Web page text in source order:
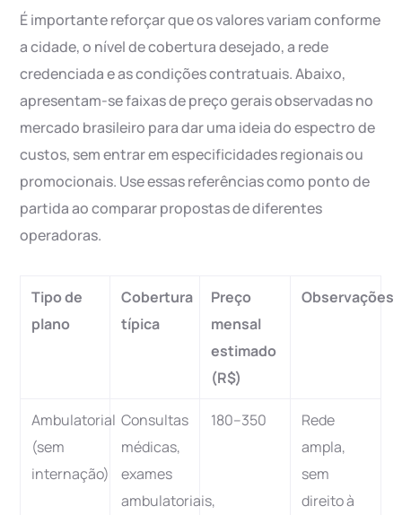
É importante reforçar que os valores variam conforme
a cidade, o nível de cobertura desejado, a rede
credenciada e as condições contratuais. Abaixo,
apresentam-se faixas de preço gerais observadas no
mercado brasileiro para dar uma ideia do espectro de
custos, sem entrar em especificidades regionais ou
promocionais. Use essas referências como ponto de
partida ao comparar propostas de diferentes
operadoras.
Tipo de
plano
Cobertura
típica
Preço
mensal
estimado
(R$)
Observações
Ambulatorial
(sem
internação)
Consultas
médicas,
exames
ambulatoriais,
180–350
Rede
ampla,
sem
direito à